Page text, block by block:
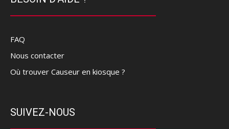
FAQ
Nous contacter
Où trouver Causeur en kiosque ?
SUIVEZ-NOUS